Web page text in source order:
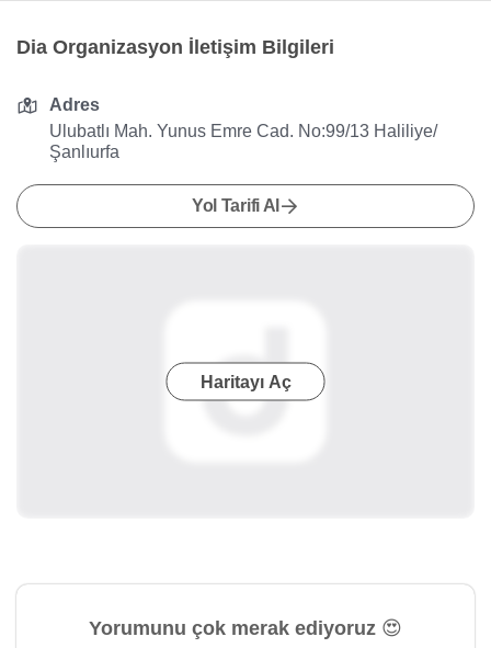
Dia Organizasyon İletişim Bilgileri
Adres
Ulubatlı Mah. Yunus Emre Cad. No:99/13 Haliliye/
Şanlıurfa
Yol Tarifi Al
Haritayı Aç
Yorumunu çok merak ediyoruz 😍